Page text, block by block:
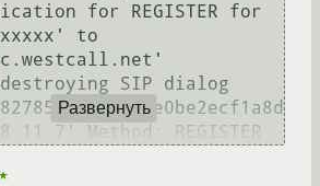
for REGISTER for
to
SIP dialog
Method: REGISTER
Развернуть
★